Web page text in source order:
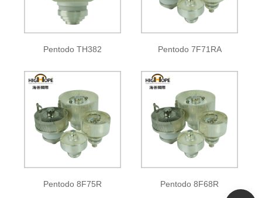
Pentodo TH382 Pentodo 7F71RA
Pentodo 8F75R Pentodo 8F68R